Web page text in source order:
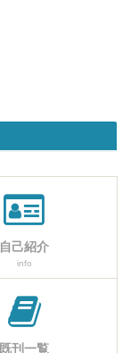
自己紹介
info
既刊一覧